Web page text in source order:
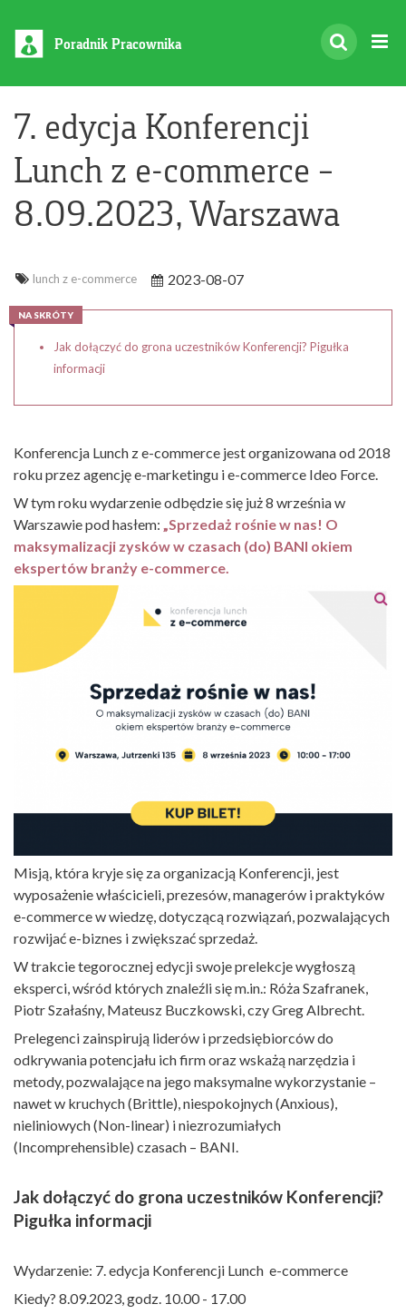
Poradnik Pracownika
7. edycja Konferencji
Lunch z e-commerce –
8.09.2023, Warszawa
lunch z e-commerce 2023-08-07
NA SKRÓTY
Jak dołączyć do grona uczestników Konferencji? Pigułka
informacji
Konferencja Lunch z e-commerce jest organizowana od 2018
roku przez agencję e-marketingu i e-commerce Ideo Force.
W tym roku wydarzenie odbędzie się już 8 września w
Warszawie pod hasłem: „Sprzedaż rośnie w nas! O
maksymalizacji zysków w czasach (do) BANI okiem
ekspertów branży e-commerce.
Misją, która kryje się za organizacją Konferencji, jest
wyposażenie właścicieli, prezesów, managerów i praktyków
e-commerce w wiedzę, dotyczącą rozwiązań, pozwalających
rozwijać e-biznes i zwiększać sprzedaż.
W trakcie tegorocznej edycji swoje prelekcje wygłoszą
eksperci, wśród których znaleźli się m.in.: Róża Szafranek,
Piotr Szałaśny, Mateusz Buczkowski, czy Greg Albrecht.
Prelegenci zainspirują liderów i przedsiębiorców do
odkrywania potencjału ich firm oraz wskażą narzędzia i
metody, pozwalające na jego maksymalne wykorzystanie –
nawet w kruchych (Brittle), niespokojnych (Anxious),
nieliniowych (Non-linear) i niezrozumiałych
(Incomprehensible) czasach – BANI.
Jak dołączyć do grona uczestników Konferencji?
Pigułka informacji
Wydarzenie: 7. edycja Konferencji Lunch e-commerce
Kiedy? 8.09.2023, godz. 10.00 - 17.00